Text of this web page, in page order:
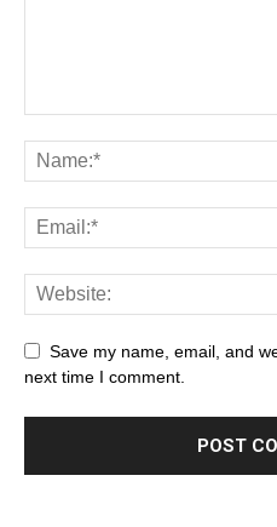
Save my name, email, and
next time I comment.